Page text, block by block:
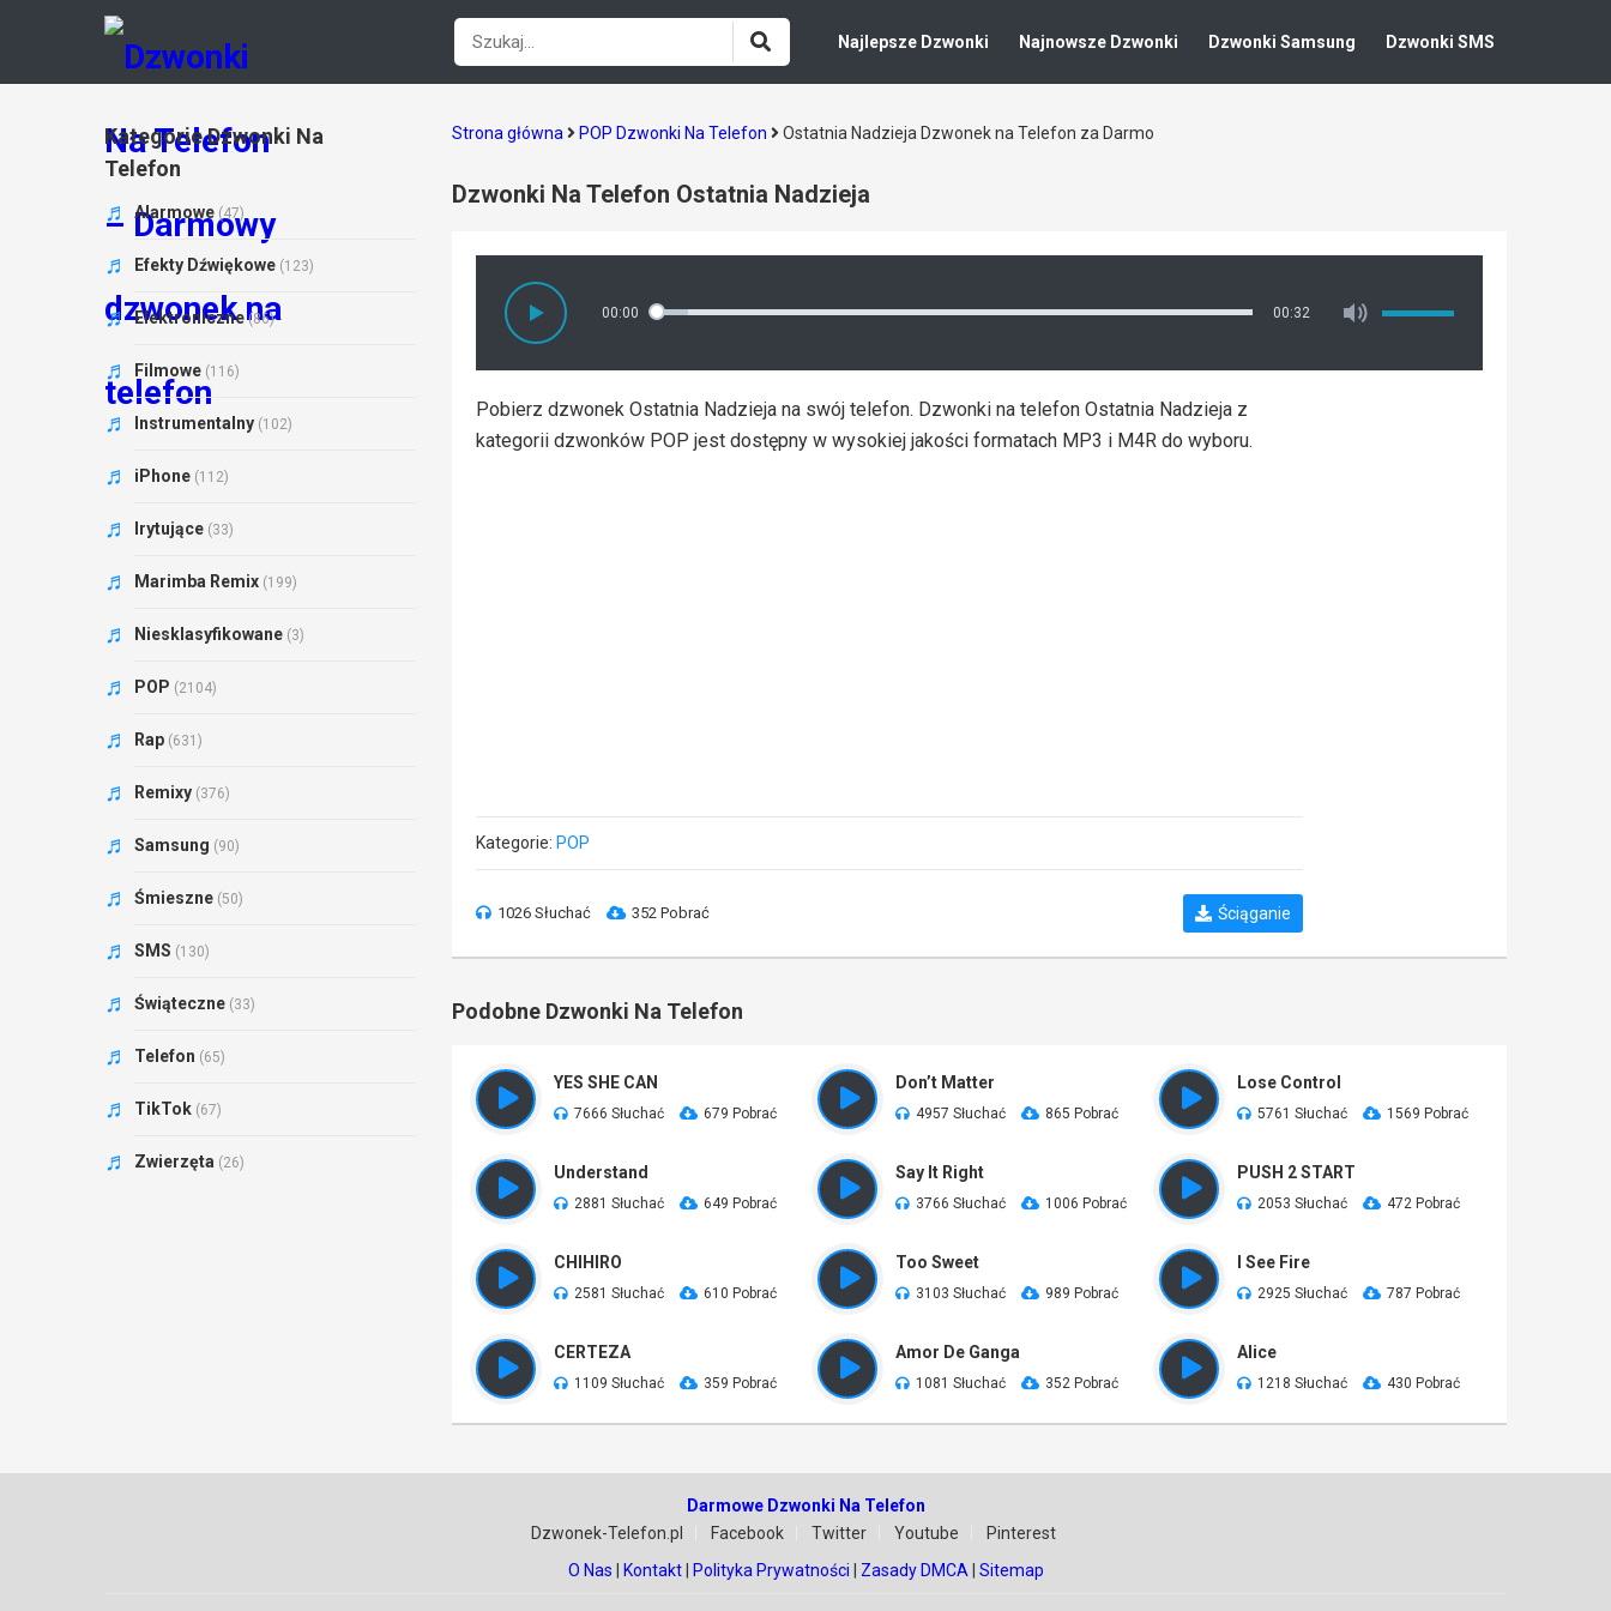
Najlepsze Dzwonki Najnowsze Dzwonki Dzwonki Samsung Dzwonki SMS
Strona główna POP Dzwonki Na Telefon Ostatnia Nadzieja Dzwonek na Telefon za Darmo
Dzwonki Na Telefon Ostatnia Nadzieja
00:00 00:32
Pobierz dzwonek Ostatnia Nadzieja na swój telefon. Dzwonki na telefon Ostatnia Nadzieja z
kategorii dzwonków POP jest dostępny w wysokiej jakości formatach MP3 i M4R do wyboru.
Kategorie: POP
1026 Słuchać 352 Pobrać Ściąganie
Podobne Dzwonki Na Telefon
YES SHE CAN
7666 Słuchać 679 Pobrać
Don’t Matter
4957 Słuchać 865 Pobrać
Lose Control
5761 Słuchać 1569 Pobrać
Understand
2881 Słuchać 649 Pobrać
Say It Right
3766 Słuchać 1006 Pobrać
PUSH 2 START
2053 Słuchać 472 Pobrać
CHIHIRO
2581 Słuchać 610 Pobrać
Too Sweet
3103 Słuchać 989 Pobrać
I See Fire
2925 Słuchać 787 Pobrać
CERTEZA
1109 Słuchać 359 Pobrać
Amor De Ganga
1081 Słuchać 352 Pobrać
Alice
1218 Słuchać 430 Pobrać
Kategorie Dzwonki Na
Telefon
Alarmowe (47)
Efekty Dźwiękowe (123)
Elektroniczne (86)
Filmowe (116)
Instrumentalny (102)
iPhone (112)
Irytujące (33)
Marimba Remix (199)
Niesklasyfikowane (3)
POP (2104)
Rap (631)
Remixy (376)
Samsung (90)
Śmieszne (50)
SMS (130)
Świąteczne (33)
Telefon (65)
TikTok (67)
Zwierzęta (26)
Darmowe Dzwonki Na Telefon
Dzwonek-Telefon.pl
Facebook Twitter Youtube
Pinterest
O Nas
Kontakt| Polityka Prywatności Zasady DMCA Sitemap